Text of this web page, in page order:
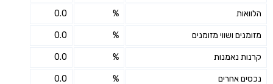
הלוואות %
0.0
מזומנים ושווי מזומנים %
0.0
קרנות נאמנות %
0.0
נכסים אחרים %
0.0